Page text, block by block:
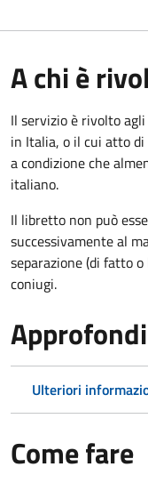
A chi è
Il servizio è rivolto
in Italia, o il cui atto
a condizione che
italiano.
Il libretto non può
successivamente al
separazione (di fatto
coniugi.
Ulteriori
Come fare